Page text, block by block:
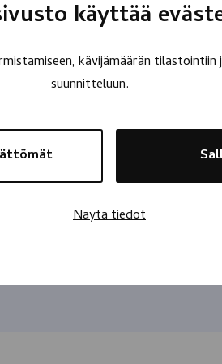
käyttää
kävijämäärän tilastointiin
suunnitteluun.
Näytä tiedot